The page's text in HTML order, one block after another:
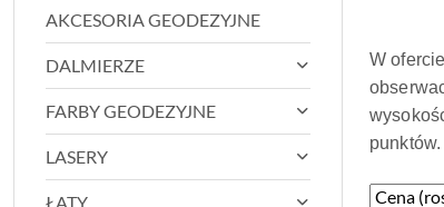
AKCESORIA GEODEZYJNE
DALMIERZE
FARBY GEODEZYJNE
LASERY
ŁATY
W
punktów.
Sortuj